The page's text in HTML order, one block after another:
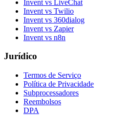
Invent vs LiveChat
Invent vs Twilio
Invent vs 360dialog
Invent vs Zapier
Invent vs n8n
Jurídico
Termos de Serviço
Política de Privacidade
Subprocessadores
Reembolsos
DPA